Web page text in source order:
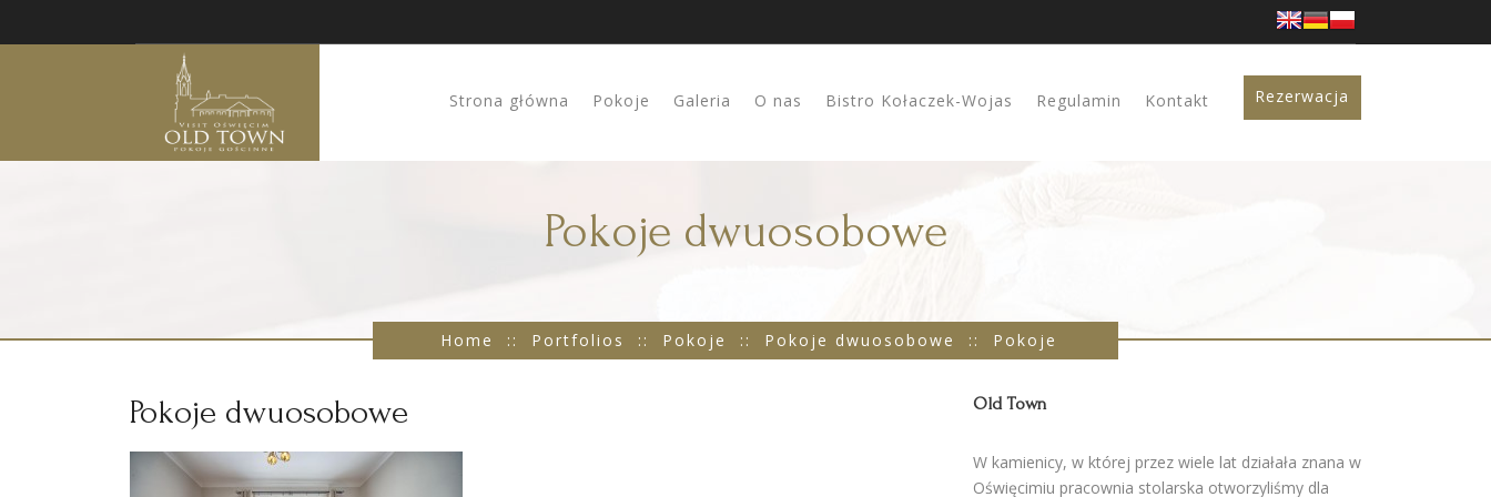
Strona główna Pokoje Galeria O nas Bistro Kołaczek-Wojas Regulamin Kontakt Rezerwacja
Pokoje dwuosobowe
Home :: Portfolios :: Pokoje :: Pokoje dwuosobowe ::
Pokoje
Pokoje dwuosobowe Old Town
W kamienicy, w której przez wiele lat działała znana w
Oświęcimiu pracownia stolarska otworzyliśmy dla